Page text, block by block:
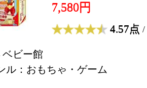
7,580円
4.57点 /
ベビー館
ル：おもちゃ・ゲーム